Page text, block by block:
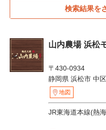
検索結果を
山内農場 浜松
〒430-0934
静岡県 浜松市 中
地図
JR東海道本線(熱